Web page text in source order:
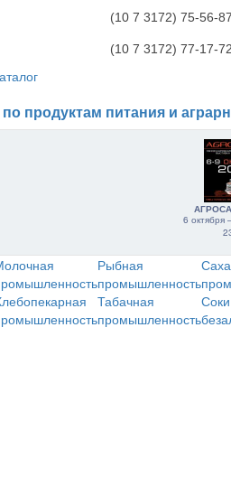
(10 7 3172) 75-56-
(10 7 3172) 77-17-72
продуктам питания и
6 октября
Рыбная
промышленность
Табачная
промышленность